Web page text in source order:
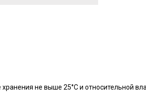
не выше 25°С и относительной